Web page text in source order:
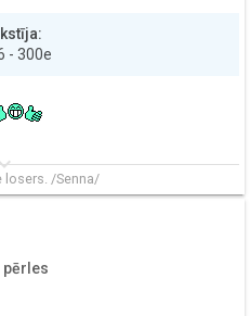
- 300e
/Senna/
pērles